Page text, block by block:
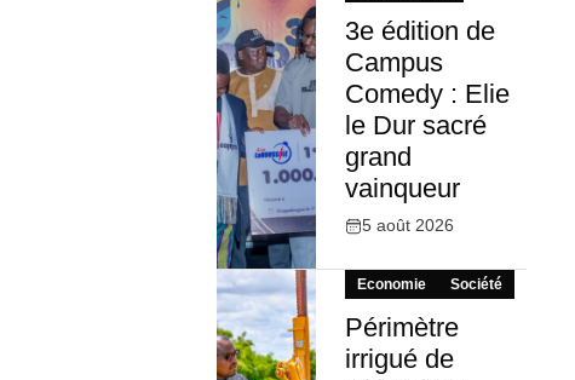
3e édition de
Campus
Comedy : Elie
le Dur sacré
grand
vainqueur
5 août 2026
Economie Société
Périmètre
irrigué de